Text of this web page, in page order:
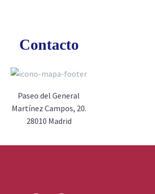
Contacto
Paseo del General
Martínez Campos, 20.
28010 Madrid